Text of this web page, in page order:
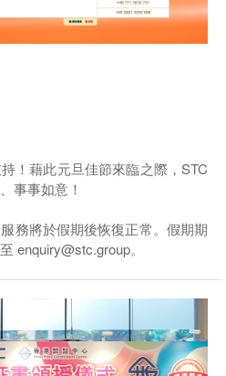
！藉此元旦佳節來臨之際，STC
事事如意！
務將於假期後恢復正常。假期期
enquiry@stc.group。